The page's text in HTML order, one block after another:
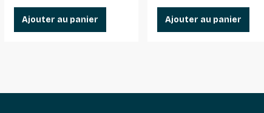
Ajouter au panier Ajouter au panier